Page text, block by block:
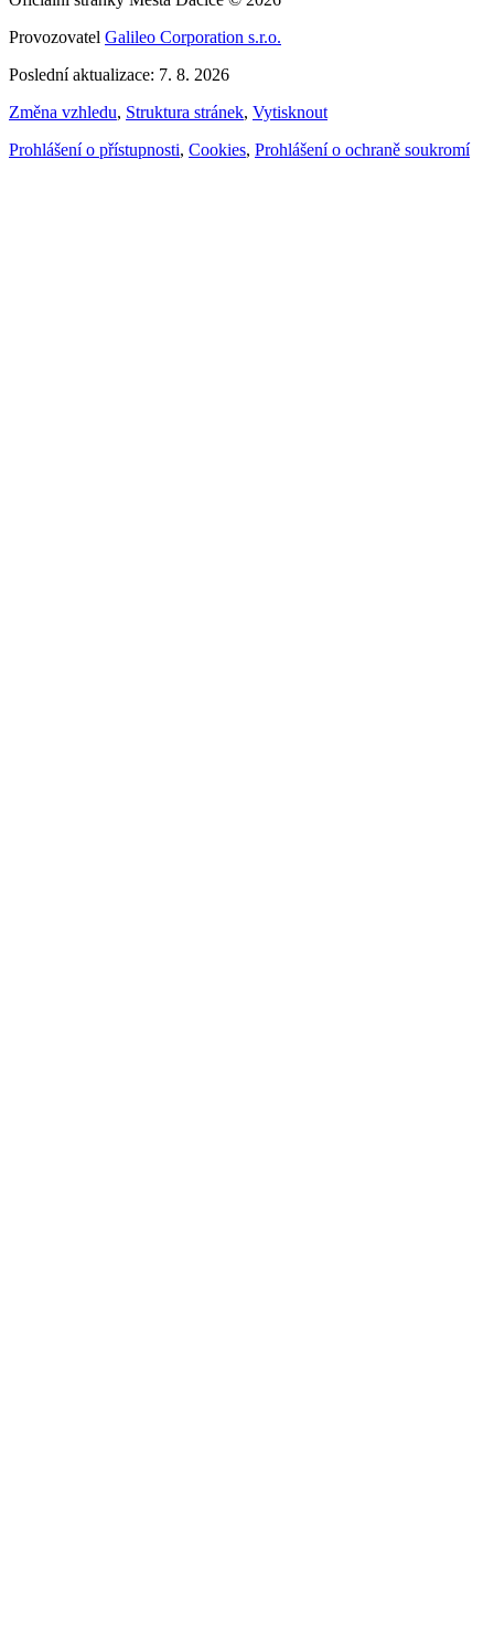
Provozovatel Galileo Corporation s.r.o.
Poslední aktualizace: 7. 8. 2026
Změna vzhledu, Struktura stránek, Vytisknout
Prohlášení o přístupnosti, Cookies, Prohlášení o ochraně soukromí